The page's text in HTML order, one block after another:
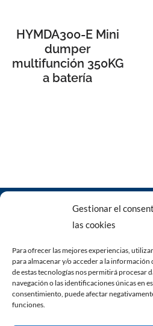
Gestionar el
las cookies
Para ofrecer las mejores experiencias,
para almacenar y/o acceder a la
de estas tecnologías nos permitirá procesar
navegación o las identificaciones únicas en
consentimiento, puede afectar
funciones.
HYMDA300-E Mini
dumper
multifunción 350KG
a batería
Carrer del Pare Caldés, 6, 07620
gremi fusters n7, nave 1.
Palma de